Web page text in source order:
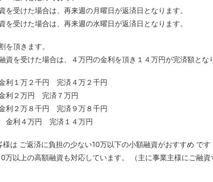
を受けた場合は、再来週の月曜日が返済日となります。
を受けた場合は、再来週の水曜日が返済日となります。
を頂きます。
資を受けた場合は、４万円の金利を頂き１４万円が完済額とな
利１万２千円 完済４万２千円
利２万円 完済７万円
利２万８千円 完済９万８千円
金利４万円 完済１４万円
様は ご返済に負担の少ない10万以下の小額融資がおすすめ です
万以上の高額融資も対応しています。 （主に事業主様にご融